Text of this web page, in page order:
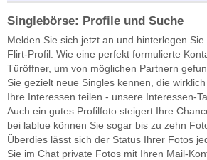
Singlebörse: Profile und Suche
Melden Sie sich jetzt an und hinterlegen
Flirt-Profil. Wie eine perfekt formulierte
Türöffner, um von möglichen Partnern
Sie gezielt neue Singles kennen, die
Ihre Interessen teilen - unsere Interessen-
Auch ein gutes Profilfoto steigert Ihre
bei lablue können Sie sogar bis zu zehn
Überdies lässt sich der Status Ihrer Fotos
Sie im Chat private Fotos mit Ihren Mail-